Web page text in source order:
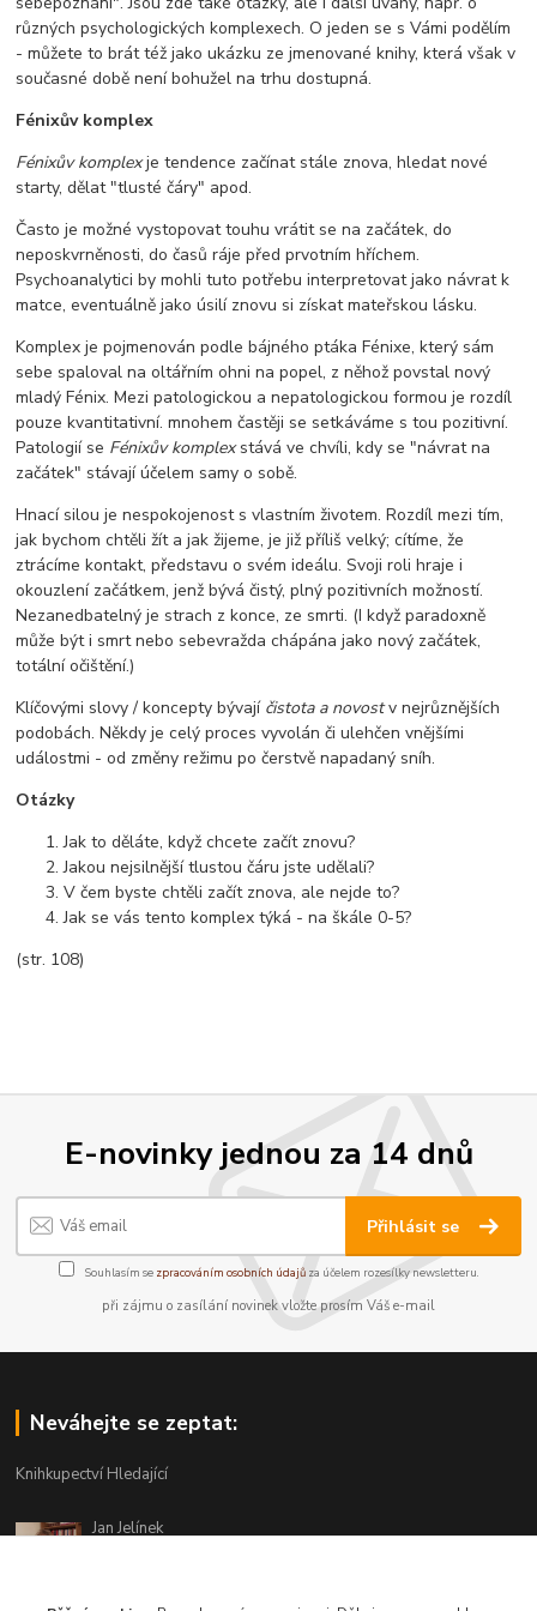
různých psychologických komplexech. O jeden se s Vámi podělím
- můžete to brát též jako ukázku ze jmenované knihy, která však v
současné době není bohužel na trhu dostupná.
Fénixův komplex
Fénixův komplexje tendence začínat stále znova, hledat nové
starty, dělat "tlusté čáry" apod.
Často je možné vystopovat touhu vrátit se na začátek, do
neposkvrněnosti, do časů ráje před prvotním hříchem.
Psychoanalytici by mohli tuto potřebu interpretovat jako návrat k
matce, eventuálně jako úsilí znovu si získat mateřskou lásku.
Komplex je pojmenován podle bájného ptáka Fénixe, který sám
sebe spaloval na oltářním ohni na popel, z něhož povstal nový
mladý Fénix. Mezi patologickou a nepatologickou formou je rozdíl
pouze kvantitativní. mnohem častěji se setkáváme s tou pozitivní.
Patologií se Fénixův komplexstává ve chvíli, kdy se "návrat na
začátek" stávají účelem samy o sobě.
Hnací silou je nespokojenost s vlastním životem. Rozdíl mezi tím,
jak bychom chtěli žít a jak žijeme, je již příliš velký; cítíme, že
ztrácíme kontakt, představu o svém ideálu. Svoji roli hraje i
okouzlení začátkem, jenž bývá čistý, plný pozitivních možností.
Nezanedbatelný je strach z konce, ze smrti. (I když paradoxně
může být i smrt nebo sebevražda chápána jako nový začátek,
totální očištění.)
Klíčovými slovy / koncepty bývají čistota a novostv nejrůznějších
podobách. Někdy je celý proces vyvolán či ulehčen vnějšími
událostmi - od změny režimu po čerstvě napadaný sníh.
Otázky
Jak to děláte, když chcete začít znovu?
Jakou nejsilnější tlustou čáru jste udělali?
V čem byste chtěli začít znova, ale nejde to?
Jak se vás tento komplex týká - na škále 0-5?
(str. 108)
E-novinky jednou za 14 dnů
Přihlásit se
Souhlasím se zpracováním osobních údajůza účelem rozesílky newsletteru.
při zájmu o zasílání novinek vložte prosím Váš e-mail
Neváhejte se zeptat:
Knihkupectví Hledající
Jan Jelínek